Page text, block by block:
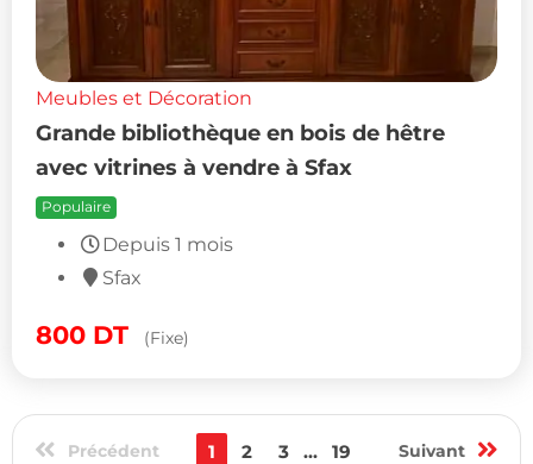
Meubles et Décoration
Grande bibliothèque en bois de hêtre
avec vitrines à vendre à Sfax
Populaire
Depuis 1 mois
Sfax
800 DT (Fixe)
Précédent 1 2 3 ... 19 Suivant